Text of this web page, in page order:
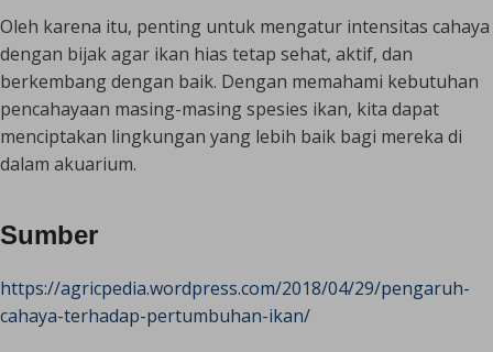
Oleh karena itu, penting untuk mengatur intensitas cahaya
dengan bijak agar ikan hias tetap sehat, aktif, dan
berkembang dengan baik. Dengan memahami kebutuhan
pencahayaan masing-masing spesies ikan, kita dapat
menciptakan lingkungan yang lebih baik bagi mereka di
dalam akuarium.
Sumber
https://agricpedia.wordpress.com/2018/04/29/pengaruh-
cahaya-terhadap-pertumbuhan-ikan/